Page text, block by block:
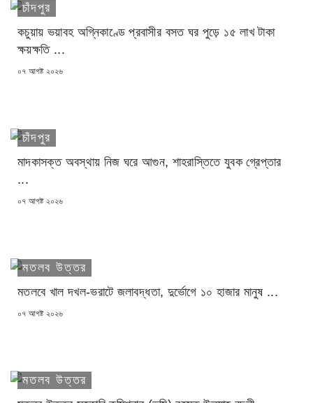
চাঁদপুর
কচুয়ায় ভয়াবহ অগ্নিকাণ্ডে প্রবাসীর বসত ঘর পুড়ে ১৫ লাখ টাকা
ক্ষয়ক্ষতি ...
POSTED
০৭ আগষ্ট ২০২৬
চাঁদপুর
মাদকাসক্ত অবস্থায় নিজ ঘরে আগুন, শাহরাস্তিতে যুবক গ্রেপ্তার
...
POSTED
০৭ আগষ্ট ২০২৬
মতলব উত্তর
মতলবে খাল দখল-ভরাটে জলাবদ্ধতা, দুর্ভোগে ১০ হাজার মানুষ ...
POSTED
০৭ আগষ্ট ২০২৬
মতলব উত্তর